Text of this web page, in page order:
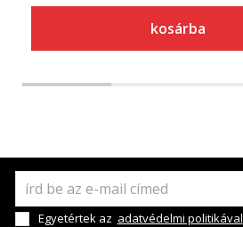
kosárba
Egyetértek az adatvédelmi politikával